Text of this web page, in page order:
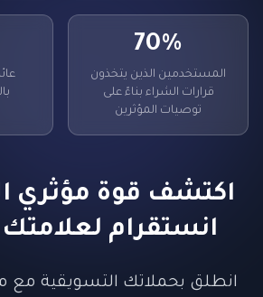
70%
المستخدمين الذين يتخذون
قرارات الشراء بناءً على
توصيات المؤثرين
اكتشف قوة مؤثري
انستقرام لعلامتك
انطلق بحملاتك التسويقية مع